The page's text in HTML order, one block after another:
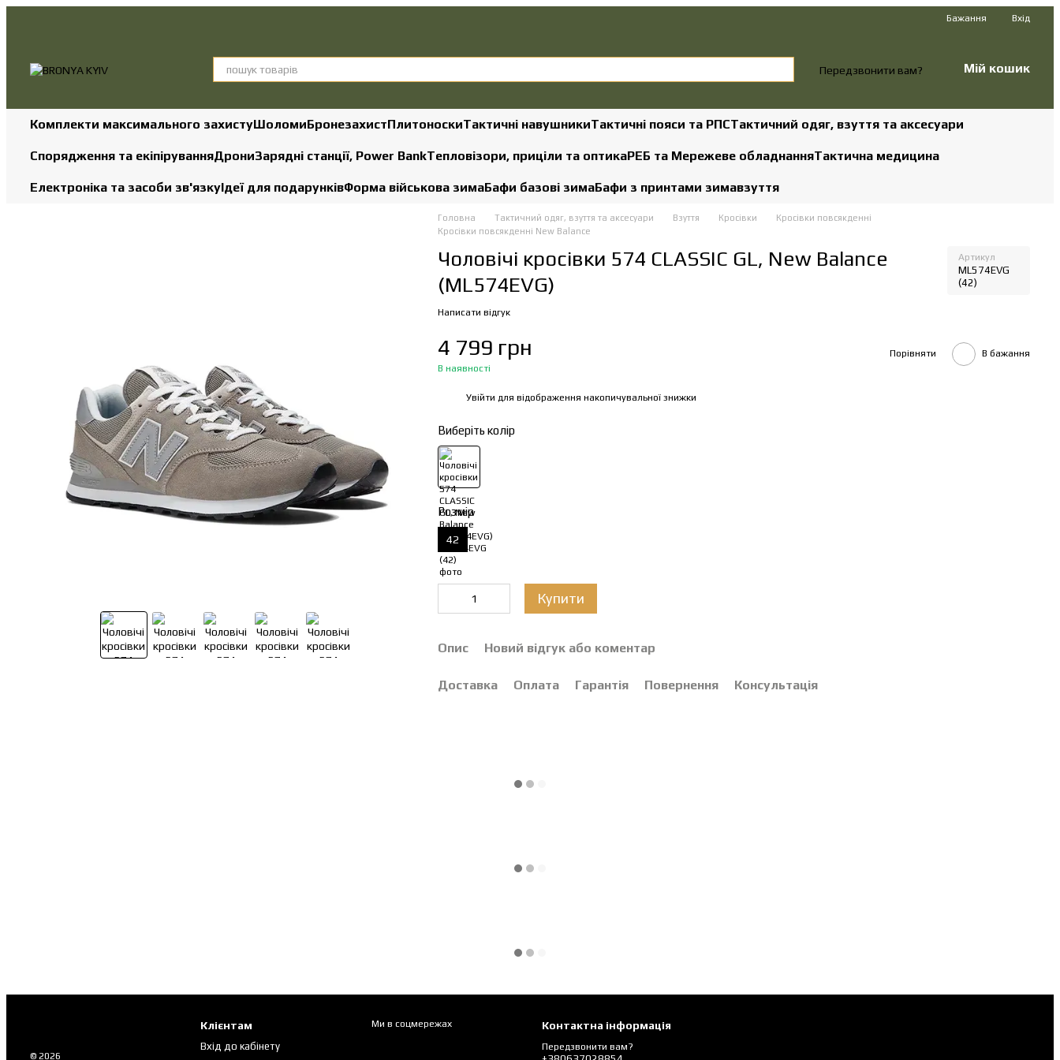
Бажання Вхід
Передзвонити вам? Мій кошик
Комплекти максимального захистуШоломиБронезахистПлитоноскиТактичні навушникиТактичні пояси та РПСТактичний одяг, взуття та аксесуари
Спорядження та екіпіруванняДрониЗарядні станції, Power BankТепловізори, приціли та оптикаРЕБ та Мережеве обладнанняТактична медицина
Електроніка та засоби зв'язкуІдеї для подарунківФорма військова зимаБафи базові зимаБафи з принтами зимавзуття
Головна Тактичний одяг, взуття та аксесуари Взуття Кросівки
Кросівки повсякденні
Кросівки повсякденні New Balance
Чоловічі кросівки 574 CLASSIC GL, New Balance
(ML574EVG)
Артикул
ML574EVG
(42)
Написати відгук
4 799 грн
В наявності
Порівняти В бажання
Увійти для відображення накопичувальної знижки
Виберіть колір
Розмір
42
Купити
Опис Новий відгук або коментар
Доставка Оплата Гарантія Повернення Консультація
© 2026
Клієнтам
Вхід до кабінету
Ми в соцмережах Контактна інформація
Передзвонити вам?